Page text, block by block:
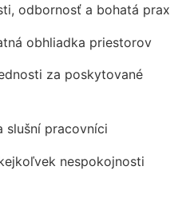
odbornosť a bohatá prax
obhliadka priestorov
za poskytované
slušní pracovníci
nespokojnosti